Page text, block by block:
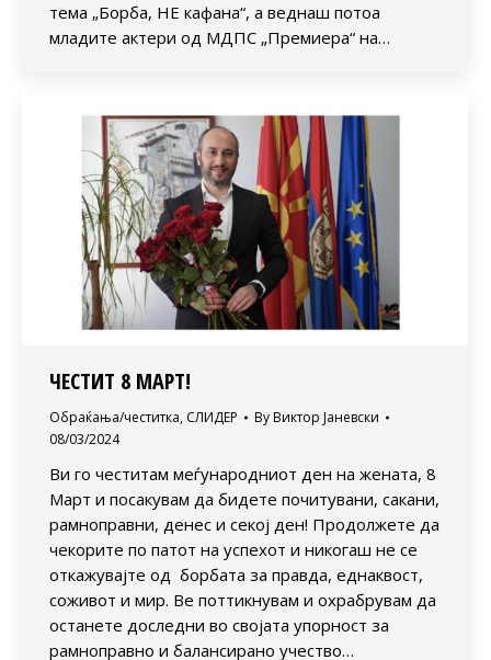
тема „Борба, НЕ кафана“, а веднаш потоа
младите актери од МДПС „Премиера“ на…
ЧЕСТИТ 8 МАРТ!
Обраќања/честитка, СЛИДЕР By Виктор Јаневски
08/03/2024
Ви го честитам меѓународниот ден на жената, 8
Март и посакувам да бидете почитувани, сакани,
рамноправни, денес и секој ден! Продолжете да
чекорите по патот на успехот и никогаш не се
откажувајте од борбата за правда, еднаквост,
соживот и мир. Ве поттикнувам и охрабрувам да
останете доследни во својата упорност за
рамноправно и балансирано учество…